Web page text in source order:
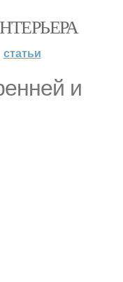
статьи
и